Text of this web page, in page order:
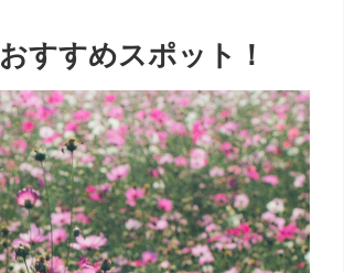
すすめスポット！